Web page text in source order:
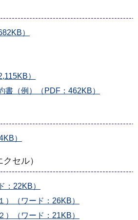
）
）
書（例）（PDF：462KB）
）
セル）
：22KB）
）（ワード：26KB）
）（ワード：21KB）